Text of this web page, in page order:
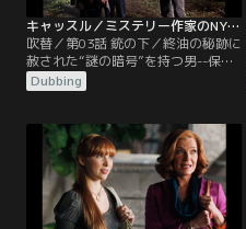
キャッスル／ミステリー作家のNY事件簿 シーズン3 第03話／吹替
吹替／第03話 銃の下／終油の秘跡に
赦された“謎の暗号”を持つ男--保釈
金立替所を営むカーヴァーが撲殺さ
れた。殺害現場に残された靴跡、盗
を手掛かりに容疑者を絞っていく。
そこへ遺体から“暗号が書かれた
紙”と“聖油による十字架（終油の秘
跡）”が見つかる。キャッスルは
「ダ・ヴィンチ・コード！」と暗号
の解読に夢中になるが…。
Dubbing